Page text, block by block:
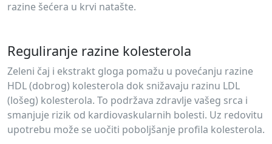
razine šećera u krvi natašte.
Reguliranje razine kolesterola
Zeleni čaj i ekstrakt gloga pomažu u povećanju razine
HDL (dobrog) kolesterola dok snižavaju razinu LDL
(lošeg) kolesterola. To podržava zdravlje vašeg srca i
smanjuje rizik od kardiovaskularnih bolesti. Uz redovitu
upotrebu može se uočiti poboljšanje profila kolesterola.